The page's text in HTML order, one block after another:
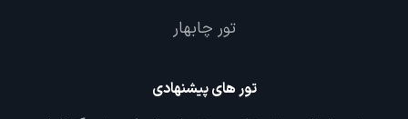
تور چابهار
تور های پیشنهادی